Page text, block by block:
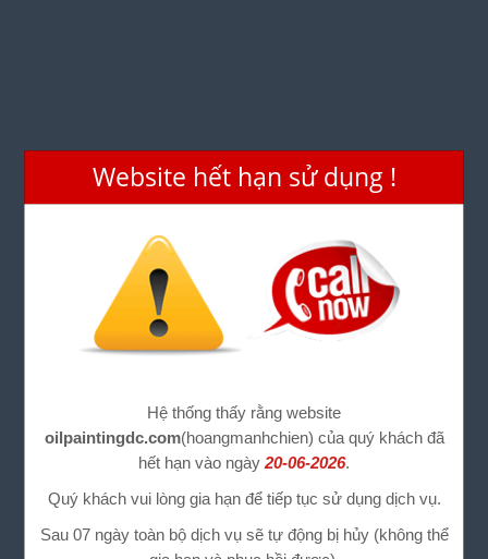
Website hết hạn sử dụng !
Hệ thống thấy rằng website
oilpaintingdc.com(hoangmanhchien) của quý khách đã
hết hạn vào ngày20-06-2026.
Quý khách vui lòng gia hạn để tiếp tục sử dụng dịch vụ.
Sau 07 ngày toàn bộ dịch vụ sẽ tự động bị hủy (không thể